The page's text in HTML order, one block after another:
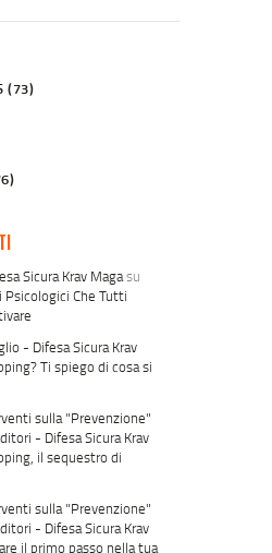
(73)
Sicura Krav Magasu
Psicologici Che Tutti
- Difesa Sicura Krav
Ti spiego di cosa si
sulla "Prevenzione"
- Difesa Sicura Krav
il sequestro di
sulla "Prevenzione"
- Difesa Sicura Krav
il primo passo nella tua